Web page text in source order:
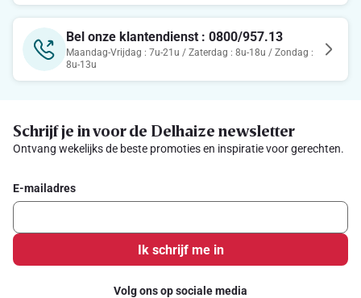
Bel onze klantendienst : 0800/957.13
Maandag-Vrijdag : 7u-21u / Zaterdag : 8u-18u / Zondag :
8u-13u
Schrijf je in voor de Delhaize newsletter
Ontvang wekelijks de beste promoties en inspiratie voor gerechten.
E-mailadres
Ik schrijf me in
Volg ons op sociale media